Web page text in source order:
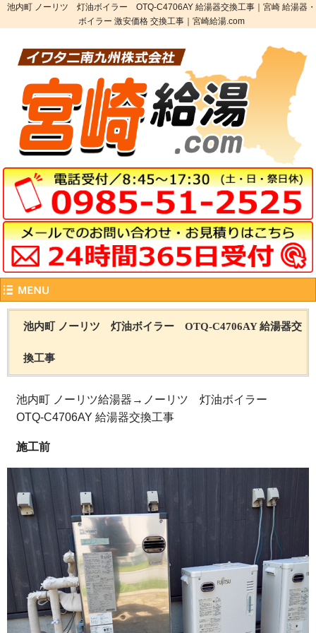
池内町 ノーリツ 灯油ボイラー OTQ-C4706AY 給湯器交換工事｜宮崎 給湯器・
ボイラー 激安価格 交換工事｜宮崎給湯.com
池内町 ノーリツ 灯油ボイラー OTQ-C4706AY 給湯器交
換工事
池内町 ノーリツ給湯器→ノーリツ 灯油ボイラー
OTQ-C4706AY 給湯器交換工事
施工前